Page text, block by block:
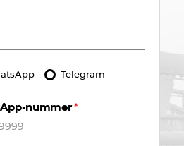
Telegram
nummer*